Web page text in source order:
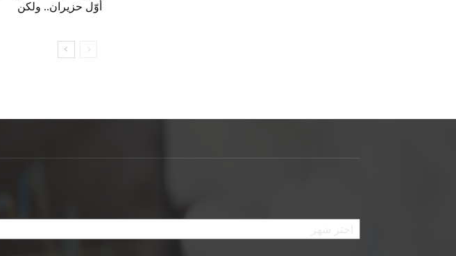
أوّل حزيران.. ولكن
الأرشيف